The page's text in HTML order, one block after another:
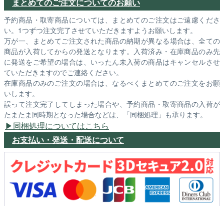
予約商品・取寄商品については、まとめてのご注文はご遠慮くださ
い。1つずつ注文完了させていただきますようお願いします。
万が一、まとめてご注文された商品の納期が異なる場合は、全ての
商品が入荷してからの発送となります。入荷済み・在庫商品のみ先
に発送をご希望の場合は、いったん未入荷の商品はキャンセルさせ
ていただきますのでご連絡ください。
在庫商品のみのご注文の場合は、なるべくまとめてのご注文をお願
いします。
誤って注文完了してしまった場合や、予約商品・取寄商品の入荷が
たまたま同時期となった場合などは、「同梱処理」も承ります。
同梱処理についてはこちら
お支払い・発送・配送について